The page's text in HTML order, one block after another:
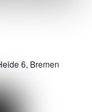
6, Bremen